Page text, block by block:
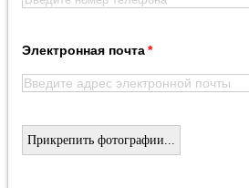
Электронная почта
Прикрепить фотографии...